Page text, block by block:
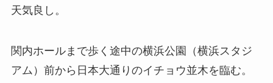
天気良し。
関内ホールまで歩く途中の横浜公園（横浜スタジ
アム）前から日本大通りのイチョウ並木を臨む。